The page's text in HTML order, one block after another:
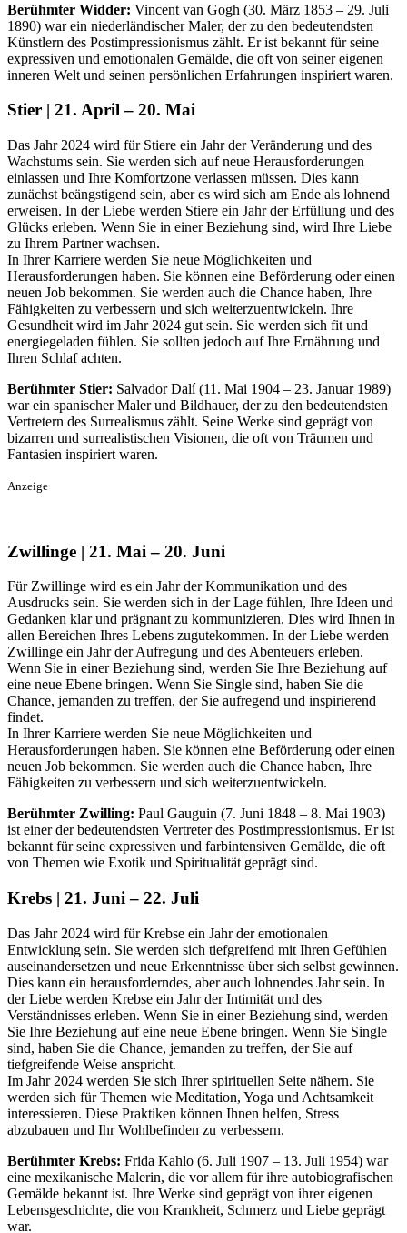
Berühmter Widder: Vincent van Gogh (30. März 1853 – 29. Juli
1890) war ein niederländischer Maler, der zu den bedeutendsten
Künstlern des Postimpressionismus zählt. Er ist bekannt für seine
expressiven und emotionalen Gemälde, die oft von seiner eigenen
inneren Welt und seinen persönlichen Erfahrungen inspiriert waren.
Stier | 21. April – 20. Mai
Das Jahr 2024 wird für Stiere ein Jahr der Veränderung und des
Wachstums sein. Sie werden sich auf neue Herausforderungen
einlassen und Ihre Komfortzone verlassen müssen. Dies kann
zunächst beängstigend sein, aber es wird sich am Ende als lohnend
erweisen. In der Liebe werden Stiere ein Jahr der Erfüllung und des
Glücks erleben. Wenn Sie in einer Beziehung sind, wird Ihre Liebe
zu Ihrem Partner wachsen.
In Ihrer Karriere werden Sie neue Möglichkeiten und
Herausforderungen haben. Sie können eine Beförderung oder einen
neuen Job bekommen. Sie werden auch die Chance haben, Ihre
Fähigkeiten zu verbessern und sich weiterzuentwickeln. Ihre
Gesundheit wird im Jahr 2024 gut sein. Sie werden sich fit und
energiegeladen fühlen. Sie sollten jedoch auf Ihre Ernährung und
Ihren Schlaf achten.
Berühmter Stier: Salvador Dalí (11. Mai 1904 – 23. Januar 1989)
war ein spanischer Maler und Bildhauer, der zu den bedeutendsten
Vertretern des Surrealismus zählt. Seine Werke sind geprägt von
bizarren und surrealistischen Visionen, die oft von Träumen und
Fantasien inspiriert waren.
Anzeige
Zwillinge | 21. Mai – 20. Juni
Für Zwillinge wird es ein Jahr der Kommunikation und des
Ausdrucks sein. Sie werden sich in der Lage fühlen, Ihre Ideen und
Gedanken klar und prägnant zu kommunizieren. Dies wird Ihnen in
allen Bereichen Ihres Lebens zugutekommen. In der Liebe werden
Zwillinge ein Jahr der Aufregung und des Abenteuers erleben.
Wenn Sie in einer Beziehung sind, werden Sie Ihre Beziehung auf
eine neue Ebene bringen. Wenn Sie Single sind, haben Sie die
Chance, jemanden zu treffen, der Sie aufregend und inspirierend
findet.
In Ihrer Karriere werden Sie neue Möglichkeiten und
Herausforderungen haben. Sie können eine Beförderung oder einen
neuen Job bekommen. Sie werden auch die Chance haben, Ihre
Fähigkeiten zu verbessern und sich weiterzuentwickeln.
Berühmter Zwilling: Paul Gauguin (7. Juni 1848 – 8. Mai 1903)
ist einer der bedeutendsten Vertreter des Postimpressionismus. Er ist
bekannt für seine expressiven und farbintensiven Gemälde, die oft
von Themen wie Exotik und Spiritualität geprägt sind.
Krebs | 21. Juni – 22. Juli
Das Jahr 2024 wird für Krebse ein Jahr der emotionalen
Entwicklung sein. Sie werden sich tiefgreifend mit Ihren Gefühlen
auseinandersetzen und neue Erkenntnisse über sich selbst gewinnen.
Dies kann ein herausforderndes, aber auch lohnendes Jahr sein. In
der Liebe werden Krebse ein Jahr der Intimität und des
Verständnisses erleben. Wenn Sie in einer Beziehung sind, werden
Sie Ihre Beziehung auf eine neue Ebene bringen. Wenn Sie Single
sind, haben Sie die Chance, jemanden zu treffen, der Sie auf
tiefgreifende Weise anspricht.
Im Jahr 2024 werden Sie sich Ihrer spirituellen Seite nähern. Sie
werden sich für Themen wie Meditation, Yoga und Achtsamkeit
interessieren. Diese Praktiken können Ihnen helfen, Stress
abzubauen und Ihr Wohlbefinden zu verbessern.
Berühmter Krebs: Frida Kahlo (6. Juli 1907 – 13. Juli 1954) war
eine mexikanische Malerin, die vor allem für ihre autobiografischen
Gemälde bekannt ist. Ihre Werke sind geprägt von ihrer eigenen
Lebensgeschichte, die von Krankheit, Schmerz und Liebe geprägt
war.